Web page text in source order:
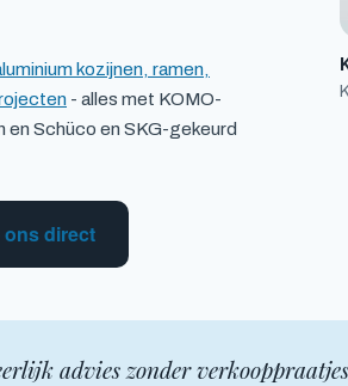
kozijnen, ramen,
- alles met KOMO-
Schüco en SKG-gekeurd
direct
advies zonder